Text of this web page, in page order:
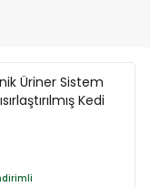
Üriner Sistem
Kedi